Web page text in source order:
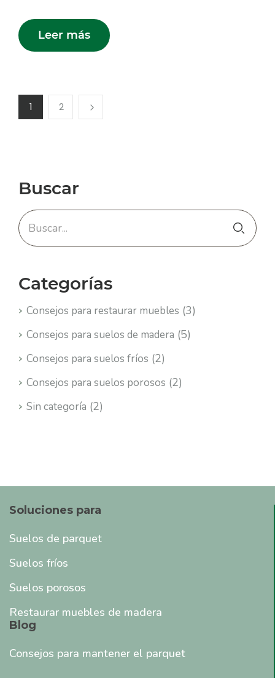
Buscar
Categorías
Consejos para restaurar muebles (3)
Consejos para suelos de madera (5)
Consejos para suelos fríos (2)
Consejos para suelos porosos (2)
Sin categoría (2)
Leer más
1 2
Soluciones para
Suelos de parquet
Suelos fríos
Suelos porosos
Restaurar muebles de madera
Blog
Consejos para mantener el parquet